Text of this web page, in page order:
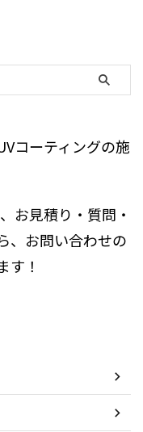
コーティングの施
お見積り・質問・
、お問い合わせの
す！